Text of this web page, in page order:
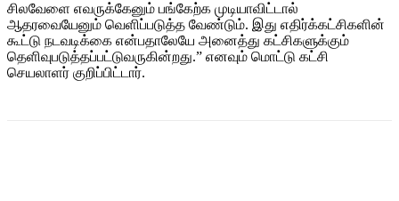
சிலவேளை எவருக்கேனும் பங்கேற்க முடியாவிட்டால்
ஆதரவையேனும் வெளிப்படுத்த வேண்டும். இது எதிர்க்கட்சிகளின்
கூட்டு நடவடிக்கை என்பதாலேயே அனைத்து கட்சிகளுக்கும்
தெளிவுபடுத்தப்பட்டுவருகின்றது.” எனவும் மொட்டு கட்சி
செயலாளர் குறிப்பிட்டார்.